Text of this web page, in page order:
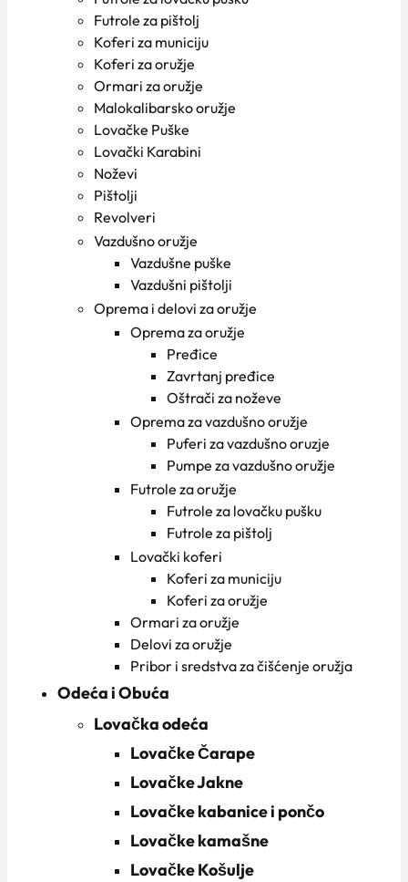
Futrole za pištolj
Koferi za municiju
Koferi za oružje
Ormari za oružje
Malokalibarsko oružje
Lovačke Puške
Lovački Karabini
Noževi
Pištolji
Revolveri
Vazdušno oružje
Vazdušne puške
Vazdušni pištolji
Oprema i delovi za oružje
Oprema za oružje
Pređice
Zavrtanj pređice
Oštrači za noževe
Oprema za vazdušno oružje
Puferi za vazdušno oruzje
Pumpe za vazdušno oružje
Futrole za oružje
Futrole za lovačku pušku
Futrole za pištolj
Lovački koferi
Koferi za municiju
Koferi za oružje
Ormari za oružje
Delovi za oružje
Pribor i sredstva za čišćenje oružja
Odeća i Obuća
Lovačka odeća
Lovačke Čarape
Lovačke Jakne
Lovačke kabanice i pončo
Lovačke kamašne
Lovačke Košulje